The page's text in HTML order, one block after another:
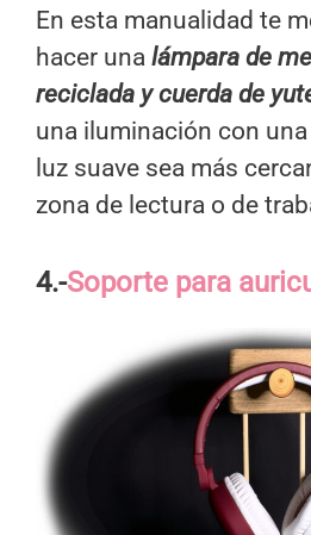
En esta manualidad te
hacer una lámpara de
reciclada y cuerda de
una iluminación con
luz suave sea más
zona de lectura o de
4.-Soporte para